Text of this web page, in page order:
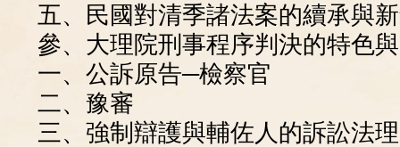
五、民國對清季諸法案的續承與
參、大理院刑事程序判決的特色
一、公訴原告─檢察官
二、豫審
三、強制辯護與輔佐人的訴訟法理